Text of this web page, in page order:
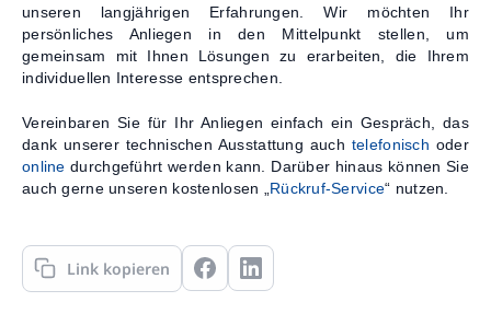
unseren langjährigen Erfahrungen. Wir möchten Ihr
persönliches Anliegen in den Mittelpunkt stellen, um
gemeinsam mit Ihnen Lösungen zu erarbeiten, die Ihrem
individuellen Interesse entsprechen.
Vereinbaren Sie für Ihr Anliegen einfach ein Gespräch, das
dank unserer technischen Ausstattung auch telefonisch oder
online durchgeführt werden kann. Darüber hinaus können Sie
auch gerne unseren kostenlosen „ Rückruf-Service“ nutzen.
Link kopieren